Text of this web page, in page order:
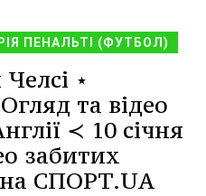
ПЕНАЛЬТІ (ФУТБОЛ)
⋆
та відео
≺ 10 січня
забитих
СПОРТ.UA